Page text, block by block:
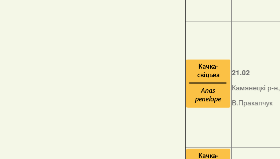
21.02
Камянецкі р-н,
В.Пракапчук